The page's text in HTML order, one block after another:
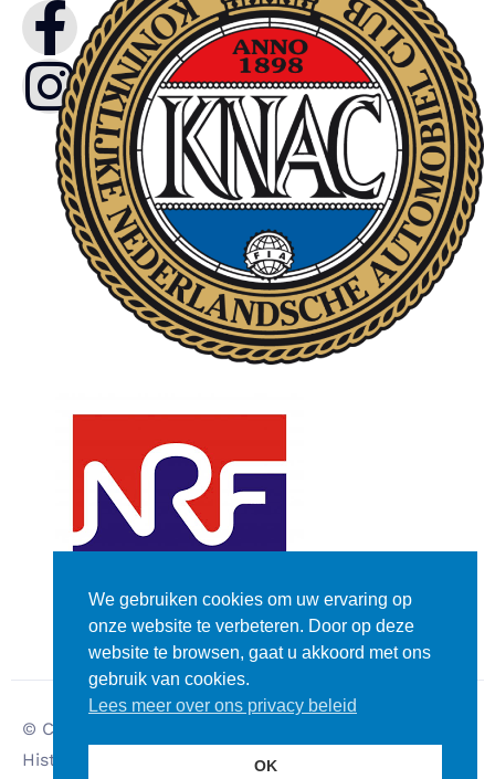
© Copyright – Dutch
Historic Rally Club
We gebruiken cookies om uw ervaring op
onze website te verbeteren. Door op deze
website te browsen, gaat u akkoord met ons
gebruik van cookies.
Lees meer over ons privacy beleid
OK